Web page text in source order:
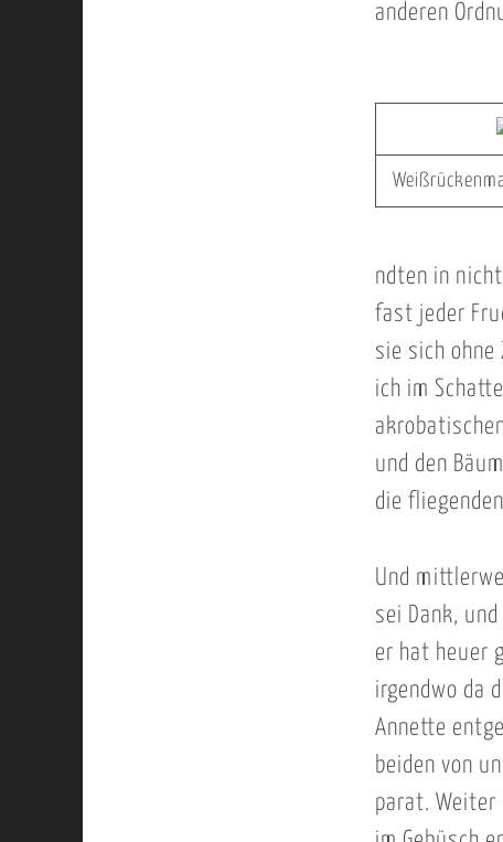
anderen
ndten in
fast jeder
sie sich ohne
ich im
und den
die
Und
sei Dank,
er hat heuer
irgendwo da
Annette
beiden von
parat. Weiter